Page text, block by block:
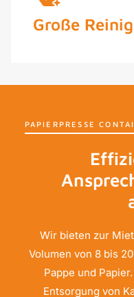
Große
PAPIERPRESSE
Wir bieten zur
Volumen von 8 bis
Pappe und
Entsorgung von